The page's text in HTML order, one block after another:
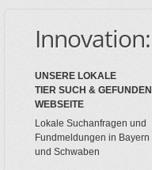
Innovation:
UNSERE LOKALE
TIER SUCH & GEFUNDEN
WEBSEITE
Lokale Suchanfragen und
Fundmeldungen in Bayern
und Schwaben